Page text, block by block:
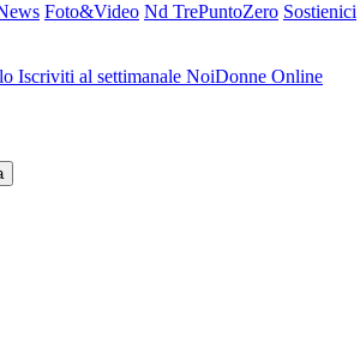
Foto&Video Nd TrePuntoZero Sostienici
Iscriviti al settimanale NoiDonne Online